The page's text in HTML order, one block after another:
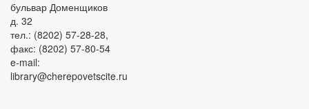
бульвар Доменщиков
д. 32
тел.: (8202) 57-28-28,
факс: (8202) 57-80-54
e-mail:
library@cherepovetscite.ru